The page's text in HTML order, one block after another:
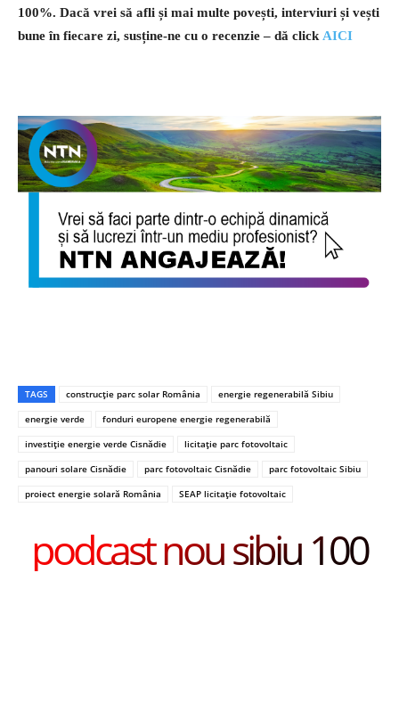
100%. Dacă vrei să afli și mai multe povești, interviuri și vești
bune în fiecare zi, susține-ne cu o recenzie – dă click AICI
TAGS construcție parc solar România
energie regenerabilă Sibiu
energie verde
fonduri europene energie regenerabilă
investiție energie verde Cisnădie
licitație parc fotovoltaic
panouri solare Cisnădie
parc fotovoltaic Cisnădie
parc fotovoltaic Sibiu
proiect energie solară România
SEAP licitație fotovoltaic
podcast nou sibiu 100